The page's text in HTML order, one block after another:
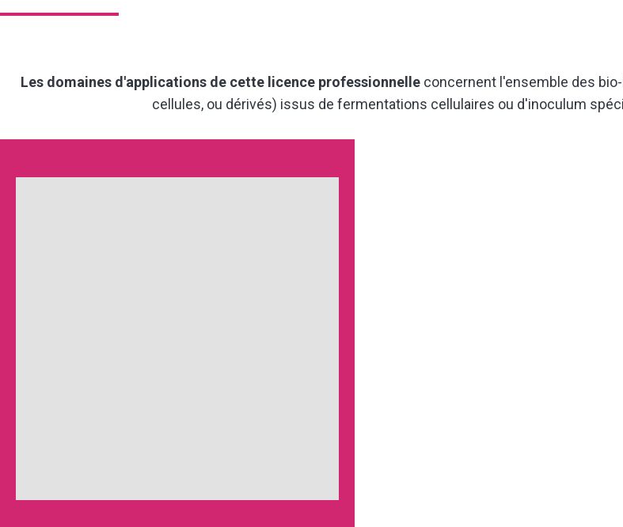
Les domaines d'applications de cette licence professionnelleconcernent l'ensemble des
cellules, ou dérivés) issus de fermentations cellulaires ou d'inoculum